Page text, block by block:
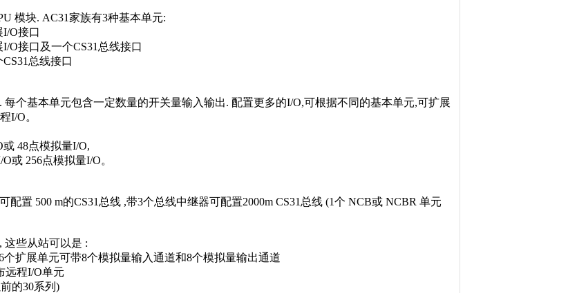
模块. AC31家族有3种基本单元:
O接口
接口及一个CS31总线接口
总线接口
个基本单元包含一定数量的开关量输入输出. 配置更多的I/O,可根据不同的基本单元,可扩展
I/O。
48点模拟量I/O,
256点模拟量I/O。
置 500 m的CS31总线 ,带3个总线中继器可配置2000m CS31总线 (1个 NCB或 NCBR 单元
些从站可以是 :
展单元可带8个模拟量输入通道和8个模拟量输出通道
程I/O单元
的30系列)